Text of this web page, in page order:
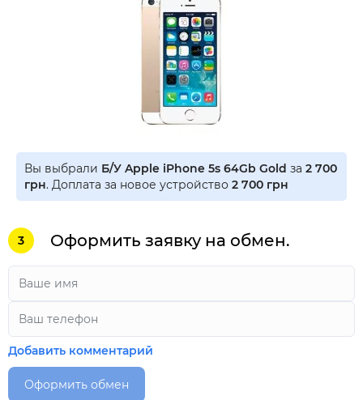
Вы выбрали Б/У Apple iPhone 5s 64Gb Gold за 2 700
грн. Доплата за новое устройство 2 700 грн
3 Оформить заявку на обмен.
Добавить комментарий
Оформить обмен